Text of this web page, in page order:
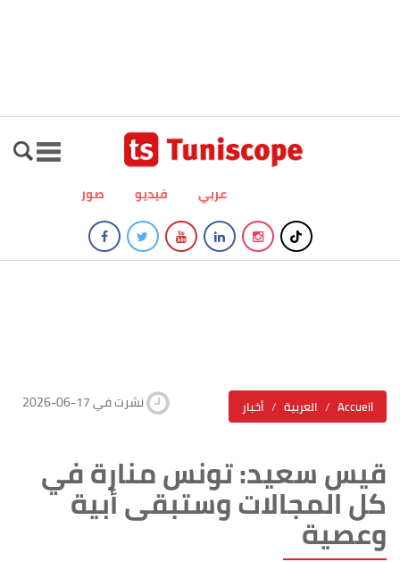
صور فيديو عربي
أخبار العربية Accueil 2026-06-17 نشرت في
قيس سعيد: تونس منارة في
كل المجالات وستبقى أبية
وعصية